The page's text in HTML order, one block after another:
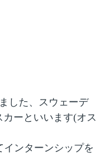
した、スウェーデ
ーといいます(オス
インターンシップを